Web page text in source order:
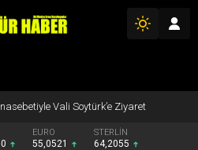
Vali Soytürk’e Ziyaret
EURO
55,0521
STERLİN
64,2055